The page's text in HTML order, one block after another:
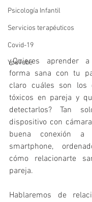
Psicología Infantil
Servicios terapéuticos
Covid-19
YouTube
¿Quieres aprender
forma sana con tu
claro cuáles son los
tóxicos en pareja y
detectarlos? Tan
dispositivo con
buena conexión a
smartphone,
cómo relacionarte
pareja.
Hablaremos de